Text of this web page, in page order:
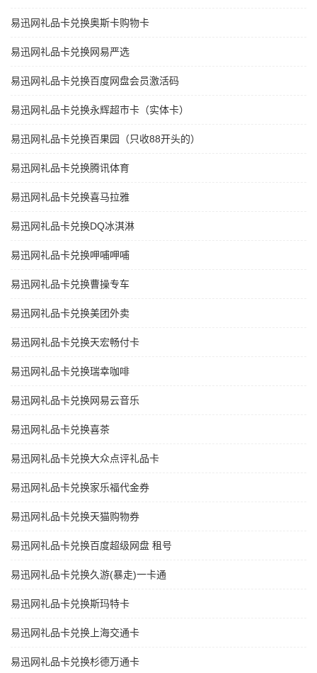
易迅网礼品卡兑换奥斯卡购物卡
易迅网礼品卡兑换网易严选
易迅网礼品卡兑换百度网盘会员激活码
易迅网礼品卡兑换永辉超市卡（实体卡）
易迅网礼品卡兑换百果园（只收88开头的）
易迅网礼品卡兑换腾讯体育
易迅网礼品卡兑换喜马拉雅
易迅网礼品卡兑换DQ冰淇淋
易迅网礼品卡兑换呷哺呷哺
易迅网礼品卡兑换曹操专车
易迅网礼品卡兑换美团外卖
易迅网礼品卡兑换天宏畅付卡
易迅网礼品卡兑换瑞幸咖啡
易迅网礼品卡兑换网易云音乐
易迅网礼品卡兑换喜茶
易迅网礼品卡兑换大众点评礼品卡
易迅网礼品卡兑换家乐福代金券
易迅网礼品卡兑换天猫购物券
易迅网礼品卡兑换百度超级网盘 租号
易迅网礼品卡兑换久游(暴走)一卡通
易迅网礼品卡兑换斯玛特卡
易迅网礼品卡兑换上海交通卡
易迅网礼品卡兑换杉德万通卡